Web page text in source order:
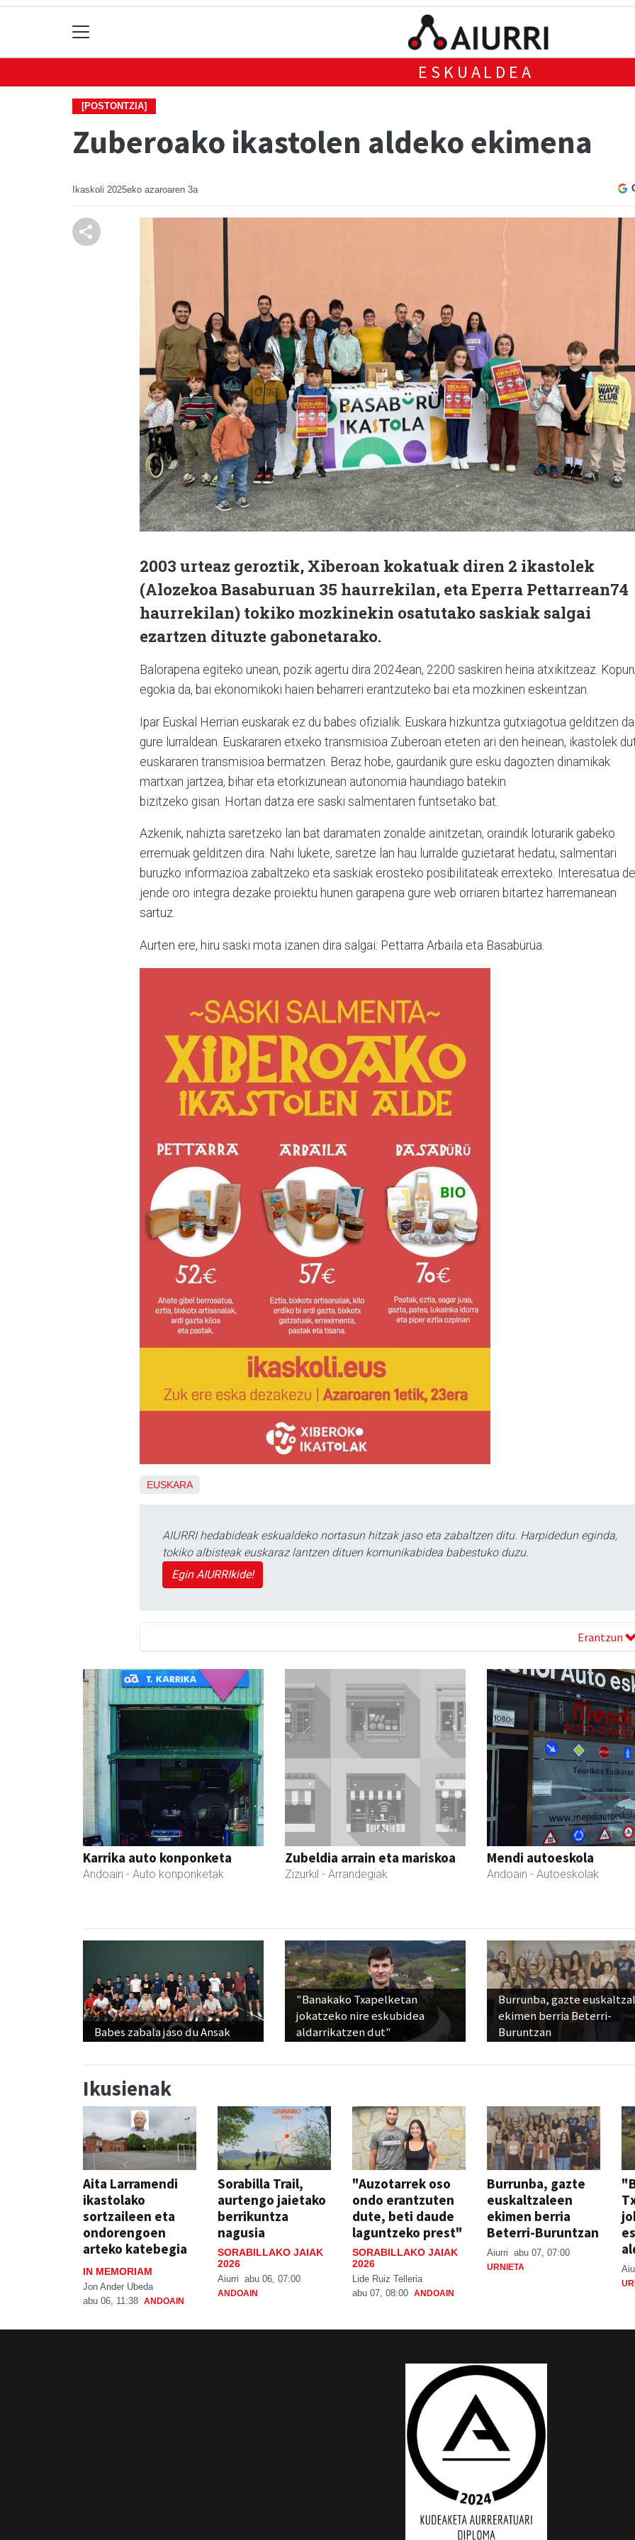
ESKUALDEA
[POSTONTZIA]
Zuberoako ikastolen aldeko ekimena
Ikaskoli 2025eko azaroaren 3a
2003 urteaz geroztik, Xiberoan kokatuak diren 2 ikastolek
(Alozekoa Basaburuan 35 haurrekilan, eta Eperra Pettarrean74
haurrekilan) tokiko mozkinekin osatutako saskiak salgai
ezartzen dituzte gabonetarako.
Balorapena egiteko unean, pozik agertu dira 2024ean, 2200 saskiren heina atxikitzeaz.
egokia da, bai ekonomikoki haien beharreri erantzuteko bai eta mozkinen eskeintzan.
Ipar Euskal Herrian euskarak ez du babes ofizialik. Euskara hizkuntza gutxiagotua gelditzen da
gure lurraldean. Euskararen etxeko transmisioa Zuberoan eteten ari den heinean, ikastolek
euskararen transmisioa bermatzen. Beraz hobe, gaurdanik gure esku dagozten dinamikak
martxan jartzea, bihar eta etorkizunean autonomia haundiago batekin
bizitzeko gisan. Hortan datza ere saski salmentaren funtsetako bat.
Azkenik, nahizta saretzeko lan bat daramaten zonalde ainitzetan, oraindik loturarik gabeko
erremuak gelditzen dira. Nahi lukete, saretze lan hau lurralde guzietarat hedatu, salmentari
buruzko informazioa zabaltzeko eta saskiak erosteko posibilitateak errexteko. Interesatua
jende oro integra dezake proiektu hunen garapena gure web orriaren bitartez harremanean
sartuz.
Aurten ere, hiru saski mota izanen dira salgai: Pettarra Arbaila eta Basabürüa.
EUSKARA
AIURRI hedabideak eskualdeko nortasun hitzak jaso eta zabaltzen ditu. Harpidedun eginda,
tokiko albisteak euskaraz lantzen dituen komunikabidea babestuko duzu.
Egin AIURRIkide!
Erantzun
Karrika auto konponketa
Andoain - Auto konponketak
Zubeldia arrain eta mariskoa
Zizurkil - Arrandegiak
Mendi autoeskola
Andoain - Autoeskolak
Babes zabala jaso du Ansak
"Banakako Txapelketan
jokatzeko nire eskubidea
aldarrikatzen dut"
Burrunba, gazte
ekimen berria Beterri-
Buruntzan
Ikusienak
Aita Larramendi
ikastolako
sortzaileen eta
ondorengoen
arteko katebegia
IN MEMORIAM
Jon Ander Ubeda
abu 06, 11:38 ANDOAIN
Sorabilla Trail,
aurtengo jaietako
berrikuntza
nagusia
SORABILLAKO JAIAK
2026
Aiurri abu 06, 07:00
ANDOAIN
"Auzotarrek oso
ondo erantzuten
dute, beti daude
laguntzeko prest"
SORABILLAKO JAIAK
2026
Lide Ruiz Telleria
abu 07, 08:00 ANDOAIN
Burrunba, gazte
euskaltzaleen
ekimen berria
Beterri-Buruntzan
Aiurri abu 07, 07:00
URNIETA